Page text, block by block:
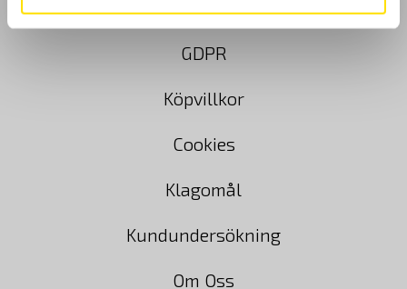
GDPR
Köpvillkor
Cookies
Klagomål
Kundundersökning
Om Oss